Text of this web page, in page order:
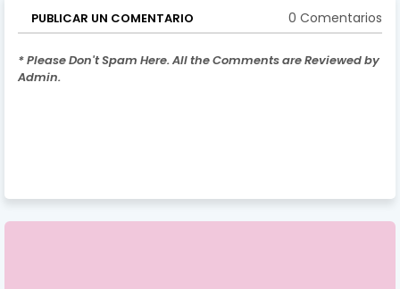
PUBLICAR UN COMENTARIO 0 Comentarios
* Please Don't Spam Here. All the Comments are Reviewed by
Admin.